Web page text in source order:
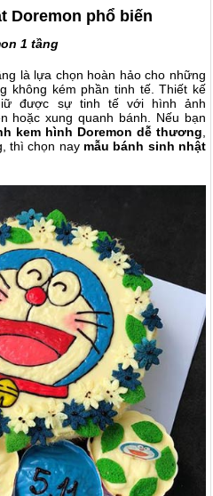
Doremon phổ biến
1 tầng
là lựa chọn hoàn hảo cho những
không kém phần tinh tế. Thiết kế
được sự tinh tế với hình ảnh
hoặc xung quanh bánh. Nếu bạn
kem hình Doremon dễ thương
thì chọn naymẫu bánh sinh nhật